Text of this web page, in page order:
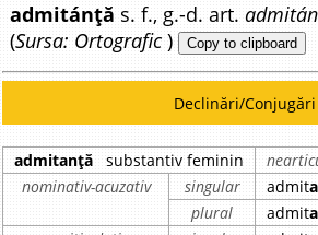
admitánță s. f., g.-d. art.
(Sursa: Ortografic ) Copy to clipboard
Declinări/Conjugări
admitanță substantiv feminin
nominativ-acuzativ
singular admita
plural
admita